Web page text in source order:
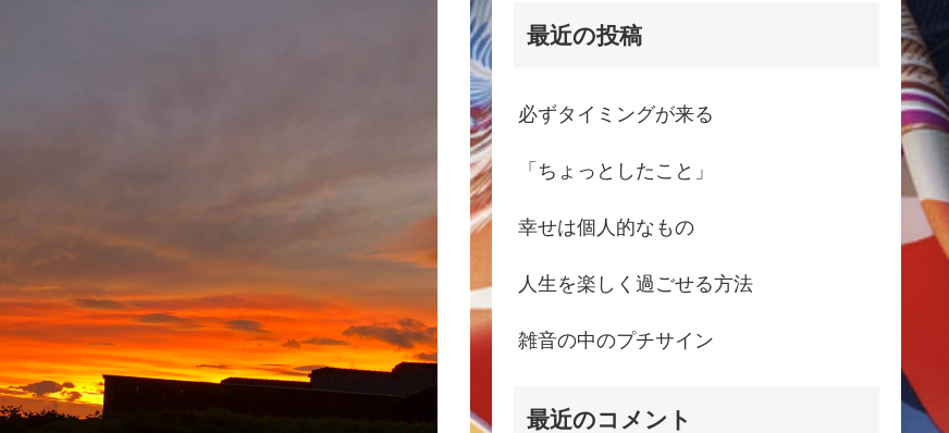
最近の投稿
必ずタイミングが来る
「ちょっとしたこと」
幸せは個人的なもの
人生を楽しく過ごせる方法
雑音の中のプチサイン
最近のコメント